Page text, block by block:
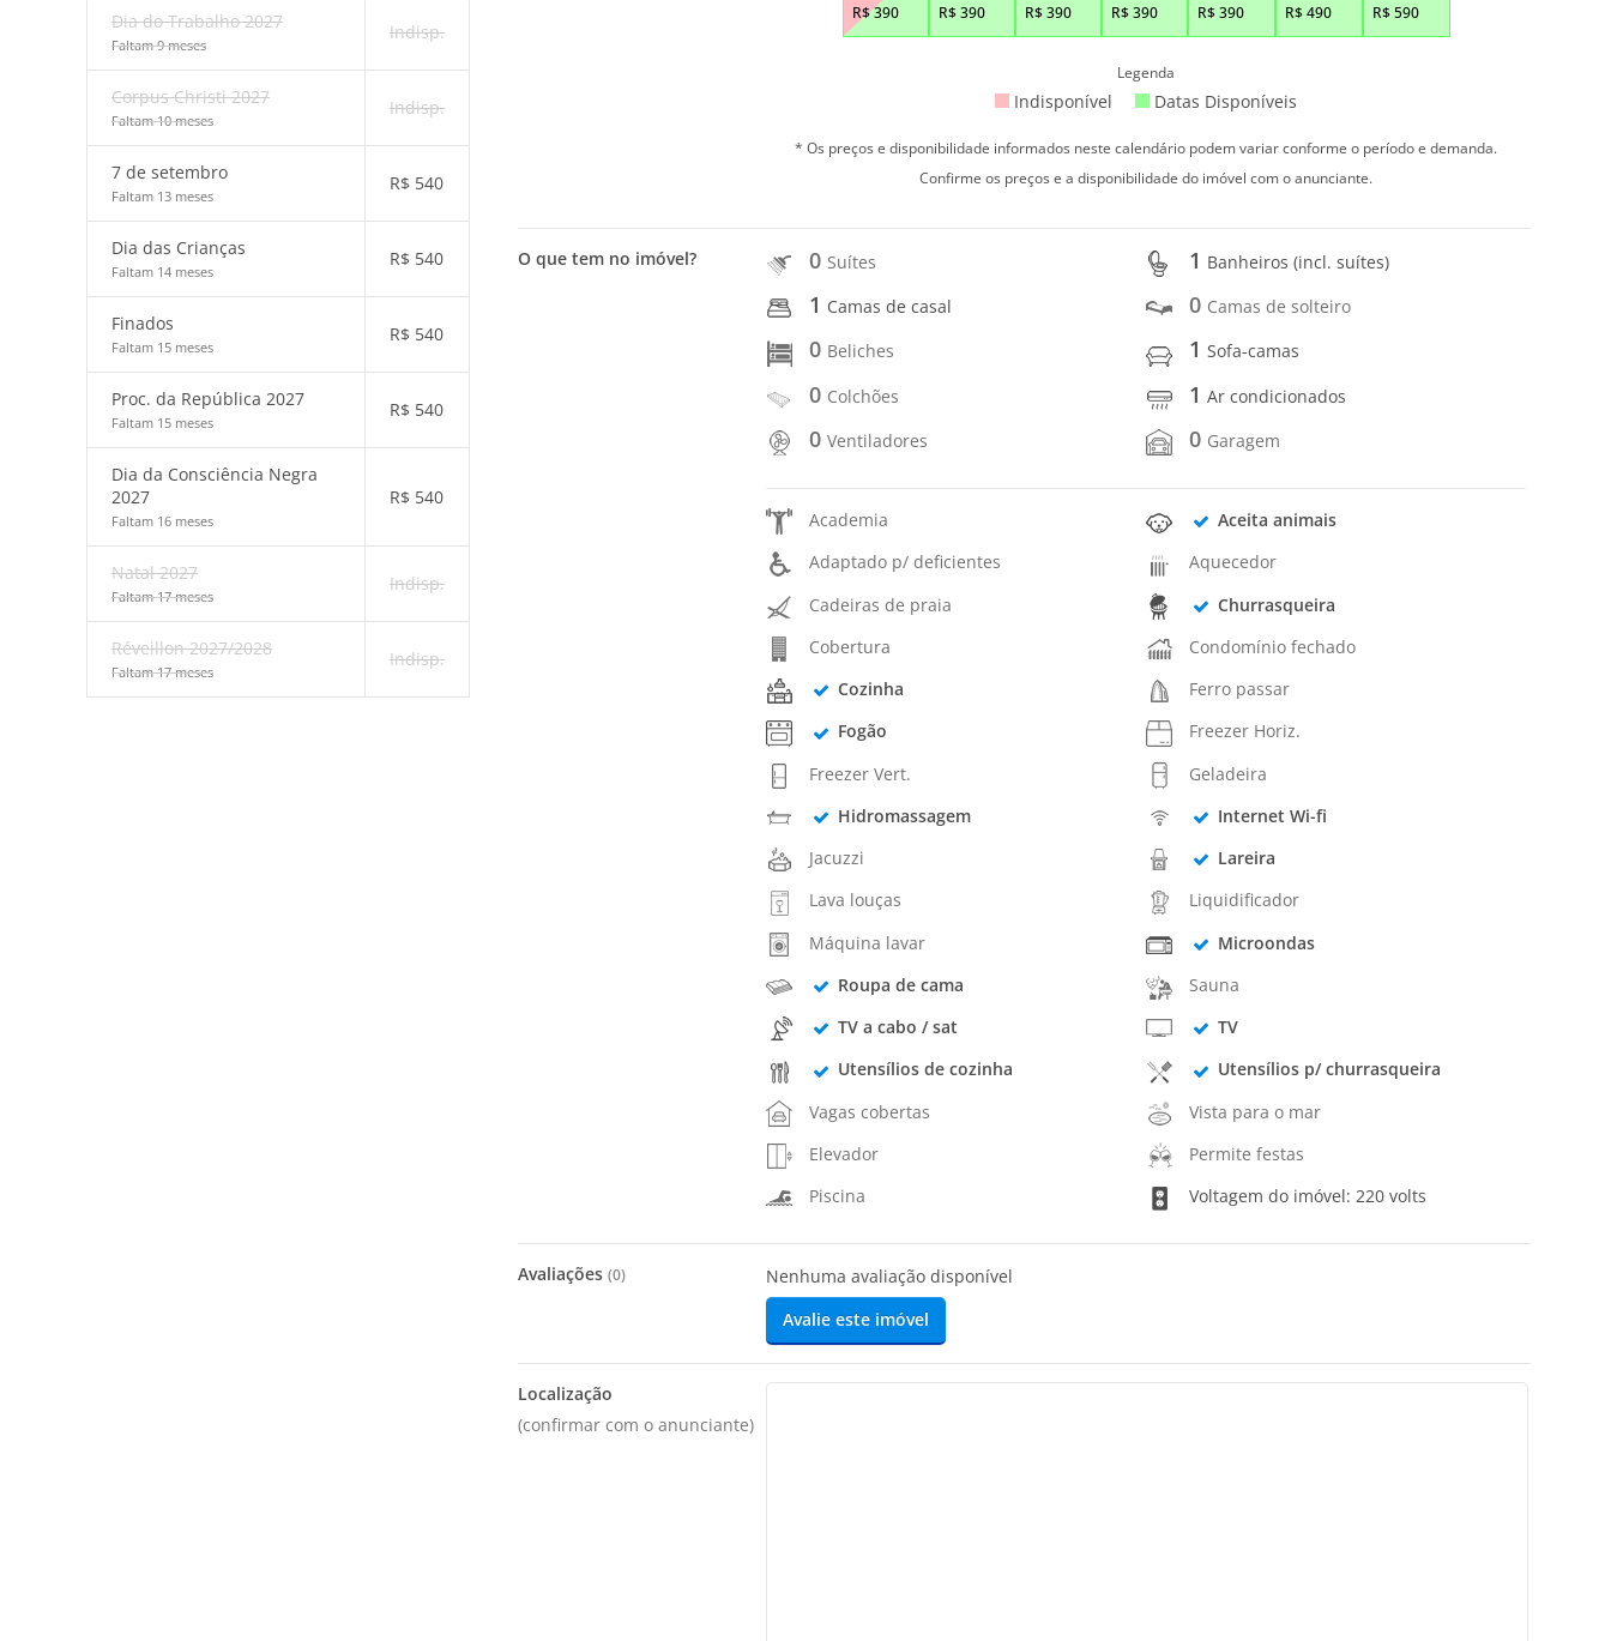
Dia do Trabalho 2027
Faltam 9 meses
Indisp.
Corpus Christi 2027
Faltam 10 meses
Indisp.
7 de setembro
Faltam 13 meses
R$ 540
Dia das Crianças
Faltam 14 meses
R$ 540
Finados
Faltam 15 meses
R$ 540
Proc. da República 2027
Faltam 15 meses
R$ 540
Dia da Consciência Negra
2027
Faltam 16 meses
R$ 540
Natal 2027
Faltam 17 meses
Indisp.
Réveillon 2027/2028
Faltam 17 meses
Indisp.
R$390 R$390 R$390 R$390 R$390 R$490 R$590
Legenda
Indisponível Datas Disponíveis
* Os preços e disponibilidade informados neste calendário podem variar conforme o período e demanda.
Confirme os preços e a disponibilidade do imóvel com o anunciante.
O que tem no imóvel? 0 Suítes 1 Banheiros (incl. suítes)
1 Camas de casal 0 Camas de solteiro
0 Beliches 1Sofa-camas
0 Colchões 1Ar condicionados
0Ventiladores 0 Garagem
Academia
Aceita animais
Adaptado p/ deficientes
Aquecedor
Cadeiras de praia
Churrasqueira
Cobertura
Condomínio fechado
Cozinha
Ferro passar
Fogão
Freezer Horiz.
Freezer Vert.
Geladeira
Hidromassagem
Internet Wi-fi
Jacuzzi
Lareira
Lava louças
Liquidificador
Máquina lavar
Microondas
Roupa de cama
Sauna
TV a cabo / sat
TV
Utensílios de cozinha
Utensílios p/ churrasqueira
Vagas cobertas
Vista para o mar
Elevador
Permite festas
Piscina
Voltagem do imóvel: 220 volts
Avaliações (0)
Nenhuma avaliação disponível
Avalie este imóvel
Localização
(confirmar com o anunciante)